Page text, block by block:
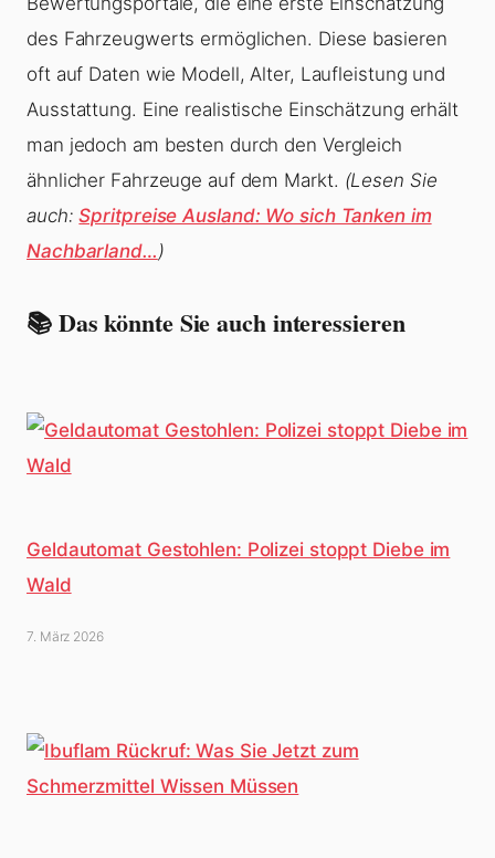
des Fahrzeugwerts ermöglichen. Diese basieren
oft auf Daten wie Modell, Alter, Laufleistung und
Ausstattung. Eine realistische Einschätzung erhält
man jedoch am besten durch den Vergleich
ähnlicher Fahrzeuge auf dem Markt. (Lesen Sie
auch:Spritpreise Ausland: Wo sich Tanken im
Nachbarland…)
📚 Das könnte Sie auch interessieren
Geldautomat Gestohlen: Polizei stoppt Diebe im
Wald
7. März 2026